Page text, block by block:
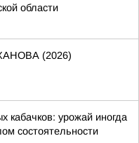
области
(2026)
кабачков: урожай иногда
состоятельности